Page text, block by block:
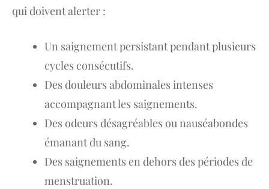
qui doivent alerter :
Un saignement persistant pendant plusieurs
cycles consécutifs.
Des douleurs abdominales intenses
accompagnant les saignements.
Des odeurs désagréables ou nauséabondes
émanant du sang.
Des saignements en dehors des périodes de
menstruation.